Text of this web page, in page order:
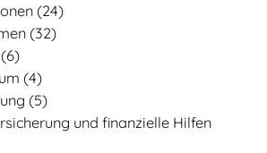
(24)
(32)
(6)
(4)
(5)
und finanzielle Hilfen